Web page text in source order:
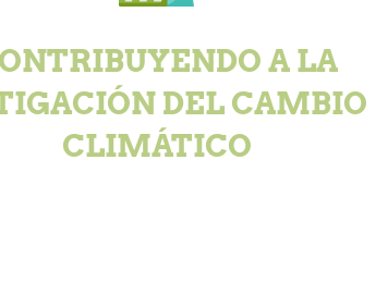
A LA
DEL CAMBIO
CLIMÁTICO